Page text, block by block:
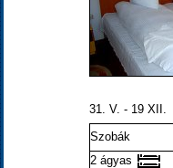
31. V. - 19 XII.
Szobák
2 ágyas